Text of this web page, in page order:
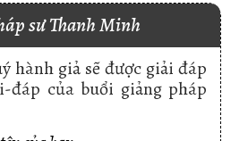
sư Thanh Minh
hành giả sẽ được giải đáp
đáp của buổi giảng pháp